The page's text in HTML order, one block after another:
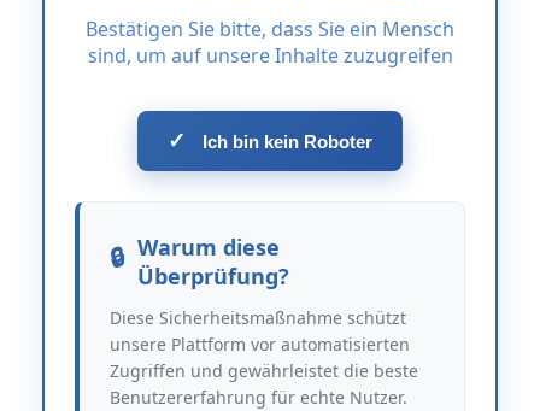
Bestätigen Sie bitte, dass Sie ein Mensch
sind, um auf unsere Inhalte zuzugreifen
✓ Ich bin kein Roboter
Warum diese
Überprüfung?
Diese Sicherheitsmaßnahme schützt
unsere Plattform vor automatisierten
Zugriffen und gewährleistet die beste
Benutzererfahrung für echte Nutzer.